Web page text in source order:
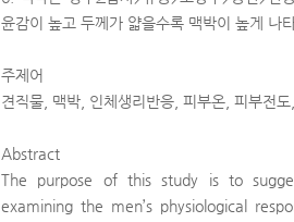
윤감이 높고 두께가 얇을수록 맥박이 높게 나
주제어
견직물, 맥박, 인체생리반응, 피부온, 피부전
Abstract
The purpose of this study is to
examining the men’s physiological